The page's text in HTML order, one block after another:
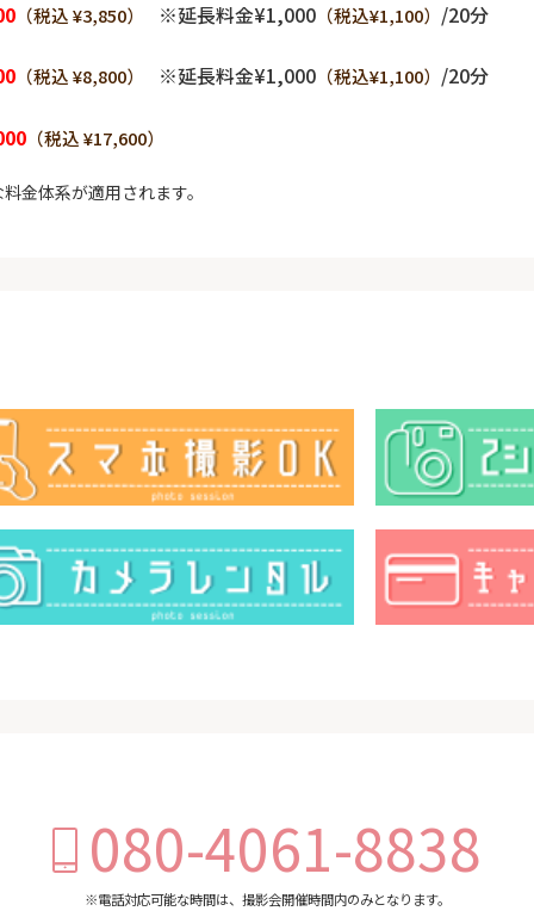
（税込 ¥3,850） ※延長料金¥1,000 （税込¥1,100） /20分
（税込 ¥8,800） ※延長料金¥1,000 （税込¥1,100） /20分
（税込 ¥17,600）
金体系が適用されます。
080-4061-8838
※電話対応可能な時間は、撮影会開催時間内のみとなります。